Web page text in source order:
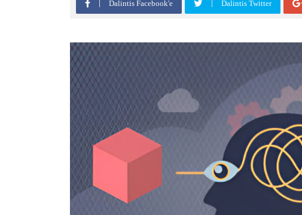
Dalintis Facebook'e Dalintis Twitter